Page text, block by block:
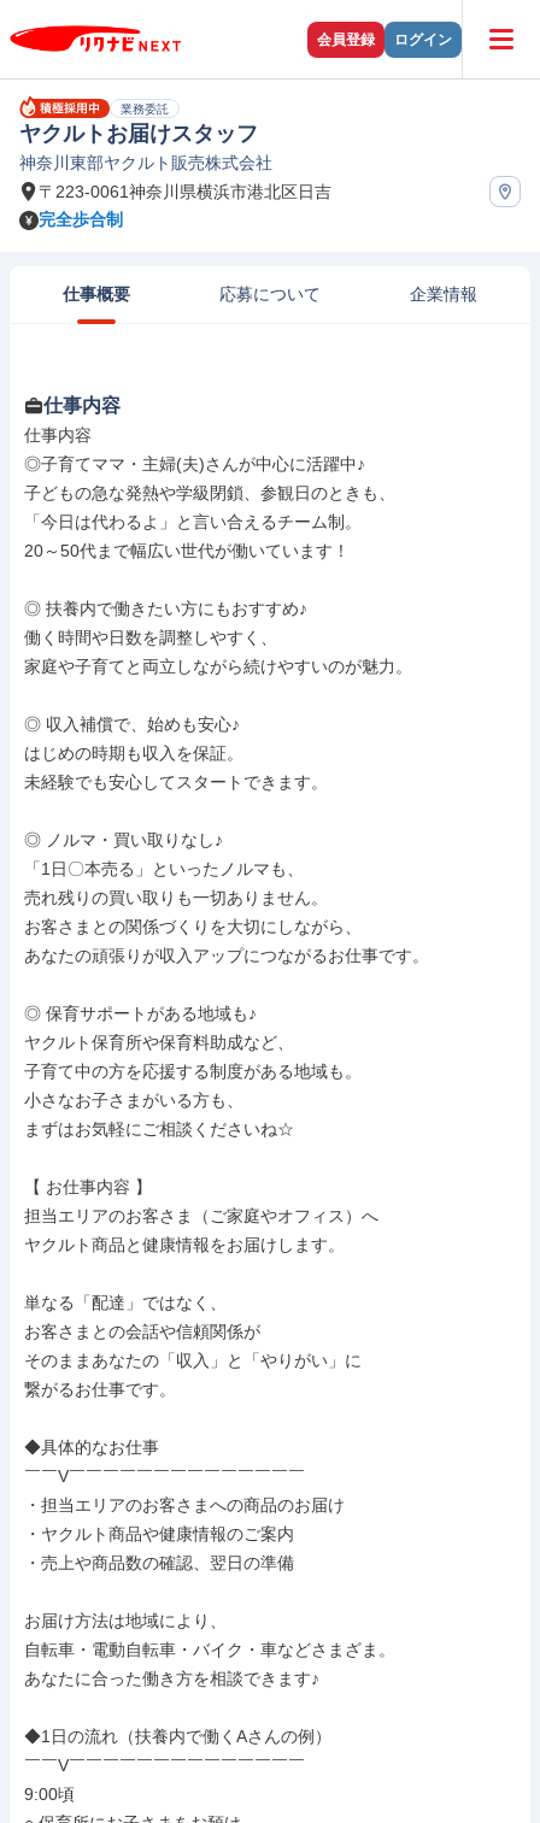
会員登録 ログイン
業務委託
ヤクルトお届けスタッフ
神奈川東部ヤクルト販売株式会社
〒223-0061神奈川県横浜市港北区日吉
完全歩合制
仕事概要 応募について 企業情報
仕事内容
仕事内容
◎子育てママ・主婦(夫)さんが中心に活躍中♪
子どもの急な発熱や学級閉鎖、参観日のときも、
「今日は代わるよ」と言い合えるチーム制。
20～50代まで幅広い世代が働いています！
◎ 扶養内で働きたい方にもおすすめ♪
働く時間や日数を調整しやすく、
家庭や子育てと両立しながら続けやすいのが魅力。
◎ 収入補償で、始めも安心♪
はじめの時期も収入を保証。
未経験でも安心してスタートできます。
◎ ノルマ・買い取りなし♪
「1日〇本売る」といったノルマも、
売れ残りの買い取りも一切ありません。
お客さまとの関係づくりを大切にしながら、
あなたの頑張りが収入アップにつながるお仕事です。
◎ 保育サポートがある地域も♪
ヤクルト保育所や保育料助成など、
子育て中の方を応援する制度がある地域も。
小さなお子さまがいる方も、
まずはお気軽にご相談くださいね☆
【 お仕事内容 】
担当エリアのお客さま（ご家庭やオフィス）へ
ヤクルト商品と健康情報をお届けします。
単なる「配達」ではなく、
お客さまとの会話や信頼関係が
そのままあなたの「収入」と「やりがい」に
繋がるお仕事です。
◆具体的なお仕事
￣￣V￣￣￣￣￣￣￣￣￣￣￣￣￣￣
・担当エリアのお客さまへの商品のお届け
・ヤクルト商品や健康情報のご案内
・売上や商品数の確認、翌日の準備
お届け方法は地域により、
自転車・電動自転車・バイク・車などさまざま。
あなたに合った働き方を相談できます♪
◆1日の流れ（扶養内で働くAさんの例）
￣￣V￣￣￣￣￣￣￣￣￣￣￣￣￣￣
9:00頃